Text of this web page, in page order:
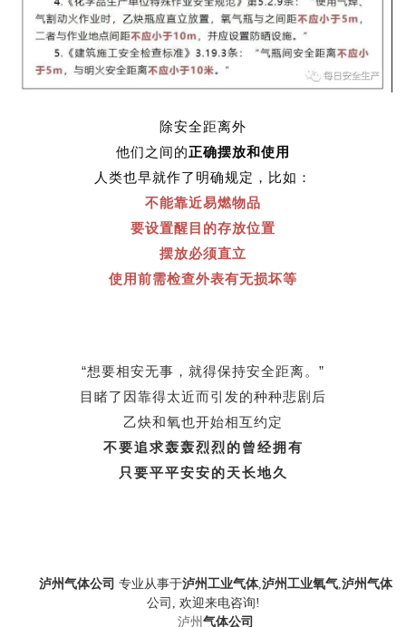
除安全距离外
他们之间的正确摆放和使用
人类也早就作了明确规定， 比如：
不能靠近易燃物品
要设置醒目的存放位置
摆放必须直立
使用前需检查外表有无损坏等
“想要相安无事，就得保持安全距离。 ”
目睹了因靠得太近而引发的种种悲剧后
乙炔和氧也开始相互约定
不要追求轰轰烈烈的曾经拥有
只要平平安安的天长地久
泸州气体公司 专业从事于泸州工业气体,泸州工业氧气,泸州气体
公司, 欢迎来电咨询!
泸州 气体公司